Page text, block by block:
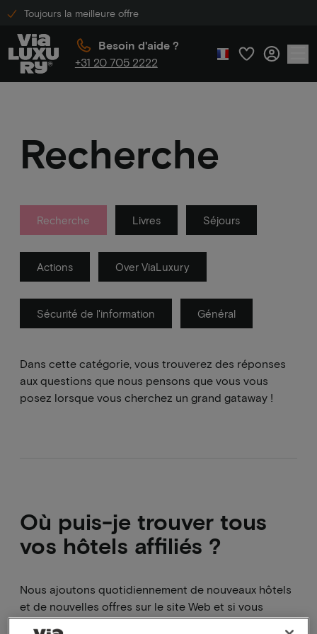
Toujours la meilleure offre
Besoin d'aide ?
+31 20 705 2222
Recherche
Recherche Livres Séjours
Actions Over ViaLuxury
Sécurité de l'information Général
Dans cette catégorie, vous trouverez des réponses
aux questions que nous pensons que vous vous
posez lorsque vous cherchez un grand gataway !
Où puis-je trouver tous
vos hôtels affiliés ?
Nous ajoutons quotidiennement de nouveaux hôtels
et de nouvelles offres sur le site Web et si vous
voulez savoir de quels hôtels il s'agit, le moyen le